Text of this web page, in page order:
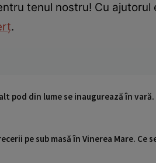
tenul nostru! Cu
.
pod din lume se inaugurează în
pe sub masă în Vinerea Mare.